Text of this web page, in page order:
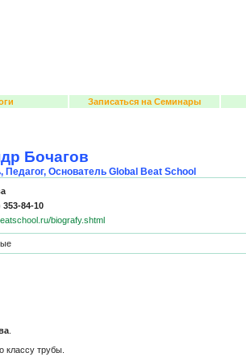
Записаться на Семинары
Бочагов
Педагог, Основатель Global Beat School
353-84-10
biografy.shtml
.
классу трубы.